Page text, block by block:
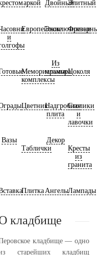
аркой
ДвойныйЭлитный
и
ЕвропейскиеЭксклюзивные
Мемориальные
комплексы
Из
мрамораЦоколя
ЦветникНадгробная
плита
Столики
и
лавочки
Вазы
Таблички
Декор
Кресты
из
гранита
Плитка АнгелыЛампады
кладбище
кладбище — одно
старейших кладбищ